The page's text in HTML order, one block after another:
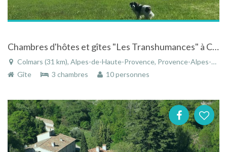
Chambres d'hôtes et gîtes "Les Transhumances" à Colmars les Alpes, Parc National du Mercantour
Colmars (31 km), Alpes-de-Haute-Provence, Provence-Alpes-Côte d'Azur, France
Gîte
3 chambres 10 personnes